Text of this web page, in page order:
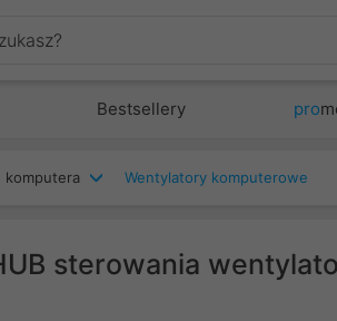
Bestsellery pro
komputera Wentylatory komputerowe
sterowania